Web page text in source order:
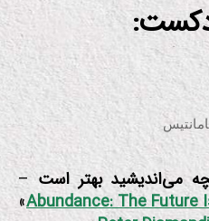
می‌اندیشید بهتر است–
Abundance: The Future
»